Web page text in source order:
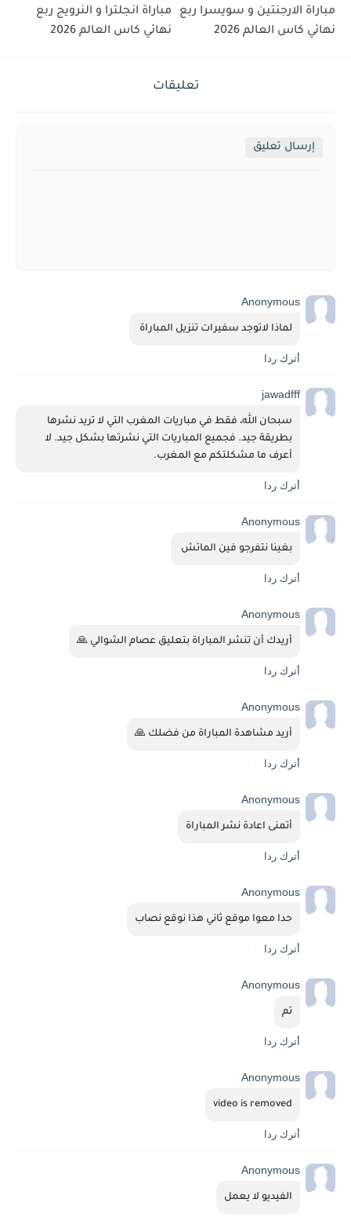
مباراة الارجنتين و سويسرا ربع
نهائي كاس العالم 2026
مباراة انجلترا و النرويج ربع
نهائي كاس العالم 2026
تعليقات
إرسال تعليق
Anonymous
لماذا لاتوجد سفيرات تنزيل المباراة
أترك ردا
jawadfff
أعرف ما مشكلتكم مع المغرب.
أترك ردا
Anonymous
بغينا نتفرجو فين الماتش
أترك ردا
Anonymous
أريدك أن تنشر المباراة بتعليق عصام الشوالي 🙏
أترك ردا
Anonymous
أريد مشاهدة المباراة من فضلك 🙏
أترك ردا
Anonymous
أتمنى اعادة نشر المباراة
أترك ردا
Anonymous
حدا معوا موقع ثاني هذا نوقع نصاب
أترك ردا
Anonymous
تم
أترك ردا
Anonymous
video is removed
أترك ردا
Anonymous
الفيديو لا يعمل